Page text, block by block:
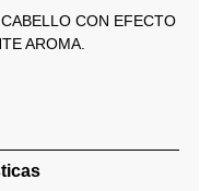
CON EFECTO
AROMA.